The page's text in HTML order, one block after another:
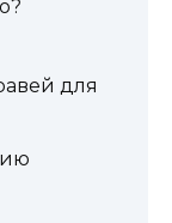
для